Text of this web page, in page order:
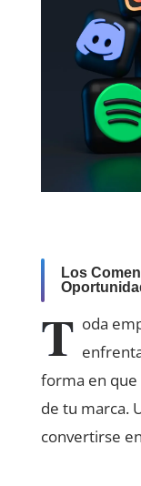
Los
T oda
forma en
de tu marca.
convertirse